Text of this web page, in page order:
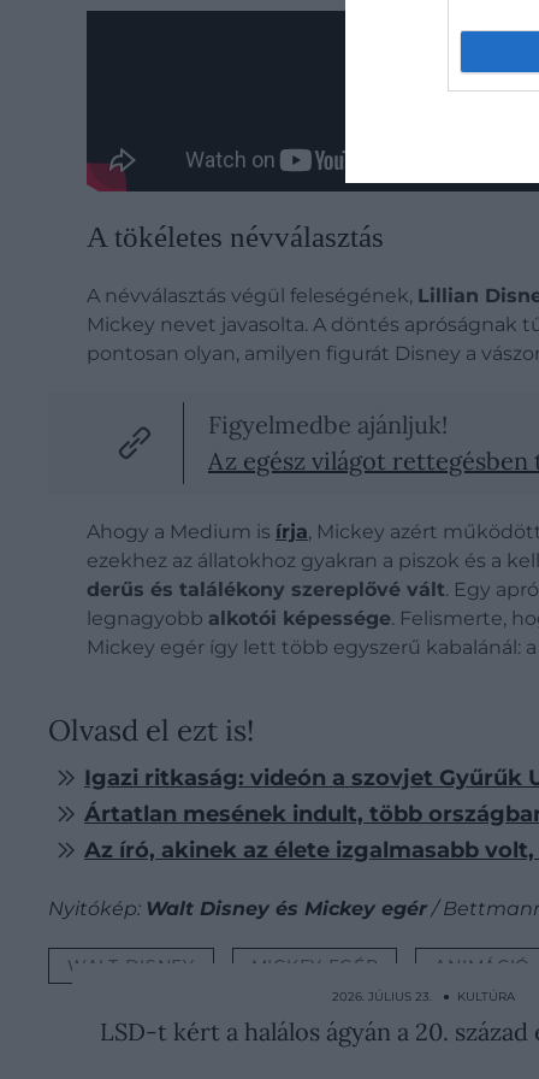
A tökéletes névválasztás
A névválasztás végül feleségének, Lillian
Mickey nevet javasolta. A döntés
pontosan olyan, amilyen figurát Disney a
Figyelmedbe ajánljuk!
Az egész világot
Ahogy a Medium is írja, Mickey azért
ezekhez az állatokhoz gyakran a piszok és a
derűs és találékony szereplővé vált. Egy
legnagyobb alkotói képessége. Felismerte,
Mickey egér így lett több egyszerű kabalánál:
Olvasd el ezt is!
Igazi ritkaság: videón a szovjet Gyűrűk
Ártatlan mesének indult, több
Az író, akinek az élete izgalmasabb
Nyitókép: Walt Disney és Mickey egér/
WALT DISNEY MICKEY EGÉR ANIMÁCIÓ
2026. JÚLIUS 23. ● KULTÚRA
LSD-t kért a halálos ágyán a 20.